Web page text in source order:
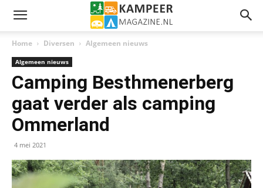
Home Diversen Algemeen nieuws
Algemeen nieuws
Camping Besthmenerberg
gaat verder als camping
Ommerland
4 mei 2021